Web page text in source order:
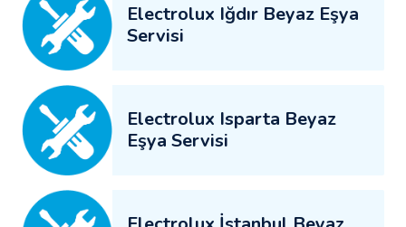
Electrolux Iğdır Beyaz Eşya
Servisi
Electrolux Isparta Beyaz
Eşya Servisi